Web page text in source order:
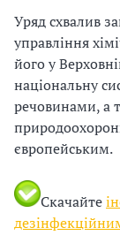
Уряд схвалив
управління
його у
національну
речовинами, а
європейським.
Скачайте
н
с
п
о
р
П
у
б
л